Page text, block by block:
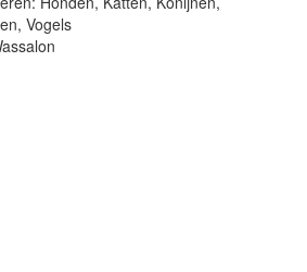
Vogels